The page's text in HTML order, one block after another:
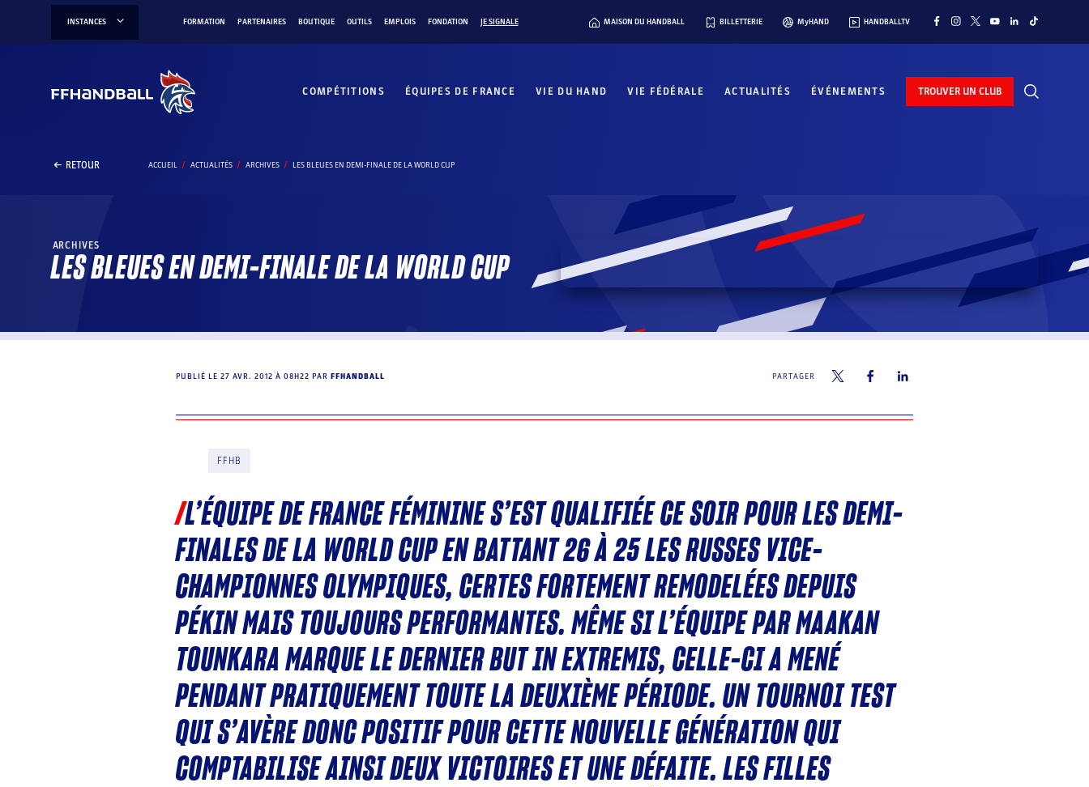
INSTANCES FORMATION PARTENAIRES BOUTIQUE OUTILS EMPLOIS FONDATION JE SIGNALE MAISON DU HANDBALL BILLETTERIE MyHAND HANDBALLTV
COMPÉTITIONS ÉQUIPES DE FRANCE VIE DU HAND VIE FÉDÉRALE ACTUALITÉS ÉVÉNEMENTS TROUVER UN CLUB
RETOUR ACCUEIL ACTUALITÉS ARCHIVES LES BLEUES EN DEMI-FINALE DE LA WORLD CUP
ARCHIVES
LES BLEUES EN DEMI-FINALE DE LA WORLD CUP
PUBLIÉ LE 27 AVR. 2012 À 08H22 PAR FFHANDBALL PARTAGER
FFHB
L’ÉQUIPE DE FRANCE FÉMININE S’EST QUALIFIÉE CE SOIR POUR LES DEMI-
FINALES DE LA WORLD CUP EN BATTANT 26 À 25 LES RUSSES VICE-
CHAMPIONNES OLYMPIQUES, CERTES FORTEMENT REMODELÉES DEPUIS
PÉKIN MAIS TOUJOURS PERFORMANTES. MÊME SI L’ÉQUIPE PAR MAAKAN
TOUNKARA MARQUE LE DERNIER BUT IN EXTREMIS, CELLE-CI A MENÉ
PENDANT PRATIQUEMENT TOUTE LA DEUXIÈME PÉRIODE. UN TOURNOI TEST
QUI S’AVÈRE DONC POSITIF POUR CETTE NOUVELLE GÉNÉRATION QUI
COMPTABILISE AINSI DEUX VICTOIRES ET UNE DÉFAITE. LES FILLES